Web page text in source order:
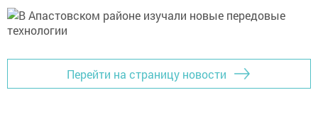
Перейти на страницу новости